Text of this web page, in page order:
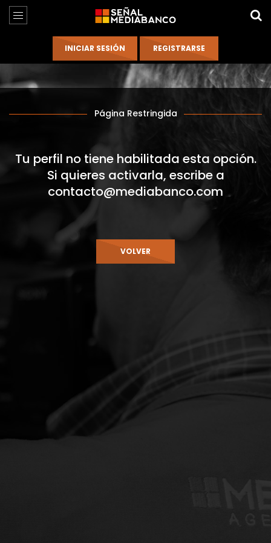
Página Restringida
Tu perfil no tiene habilitada esta opción.
Si quieres activarla, escribe a
contacto@mediabanco.com